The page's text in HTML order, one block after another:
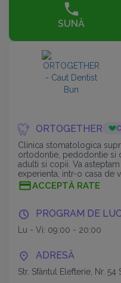
SUNĂ
ORTOGETHER
Clinica stomatologica
ortodontie, pedodontie si
adulti si copii. Va
experienta, intr-o casa de
ACCEPTĂ RATE
PROGRAM DE
Lu - Vi: 09:00 - 20:00
ADRESĂ
Str. Sfântul Elefterie, Nr.